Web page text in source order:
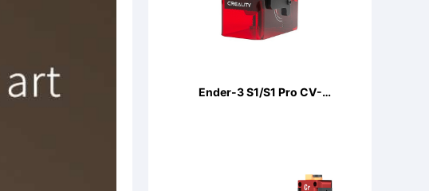
Ender-3 S1/S1 Pro CV-